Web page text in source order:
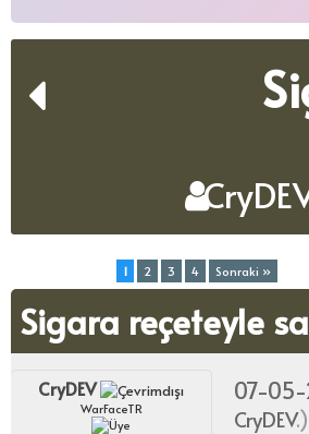
1 2 3 4 Sonraki »
Sigara reçeteyle
CryDEV
WarFaceTR
07-05-
CryDEV.)